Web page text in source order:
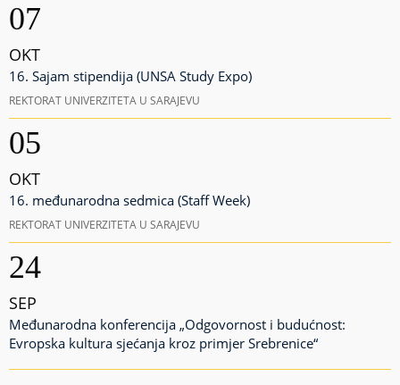
07
OKT
16. Sajam stipendija (UNSA Study Expo)
REKTORAT UNIVERZITETA U SARAJEVU
05
OKT
16. međunarodna sedmica (Staff Week)
REKTORAT UNIVERZITETA U SARAJEVU
24
SEP
Međunarodna konferencija „Odgovornost i budućnost:
Evropska kultura sjećanja kroz primjer Srebrenice“